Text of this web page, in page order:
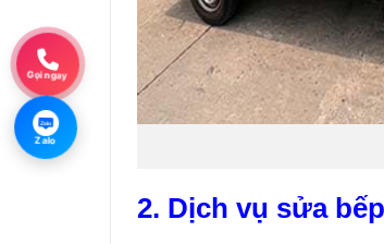
2. Dịch vụ sửa
Gọi ngay
Zalo
Zalo